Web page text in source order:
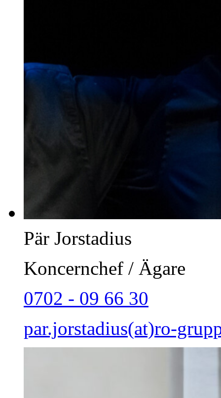
Pär Jorstadius
Koncernchef / Ägare
0702 - 09 66 30
par.jorstadius(at)ro-